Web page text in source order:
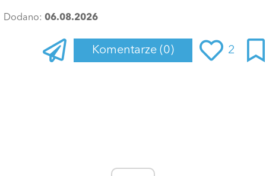
Dodano: 06.08.2026
Komentarze (0) 2